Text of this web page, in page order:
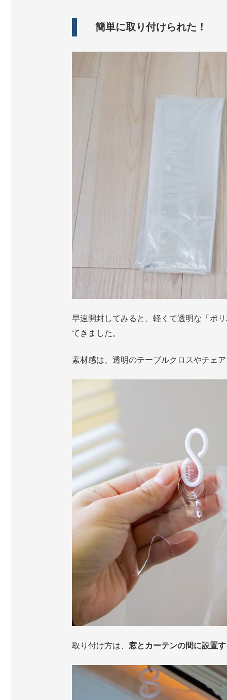
簡単に取り付けられた！
早速開封してみると、軽くて透明な「ポ
てきました。
素材感は、透明のテーブルクロスやチェ
取り付け方は、 窓とカーテンの間に設置